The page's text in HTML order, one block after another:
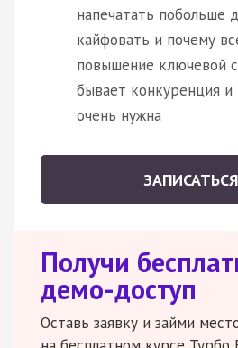
напечатать побольше
кайфовать и почему
повышение ключевой
бывает конкуренция и
очень нужна
ЗАПИСАТЬСЯ
Получи
демо-доступ
Оставь заявку и займи